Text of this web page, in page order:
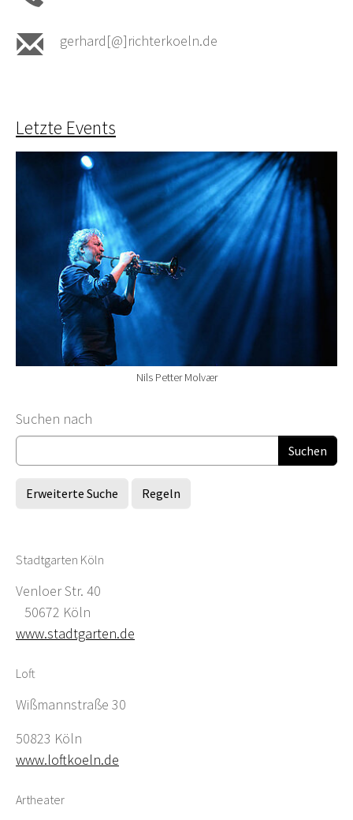
gerhard[@]richterkoeln.de
Letzte Events
Nils Petter Molvær
Suchformular
Suchen nach
Erweiterte Suche Regeln
Stadtgarten Köln
Venloer Str. 40
50672 Köln
www.stadtgarten.de
Loft
Wißmannstraße 30
50823 Köln
www.loftkoeln.de
Artheater